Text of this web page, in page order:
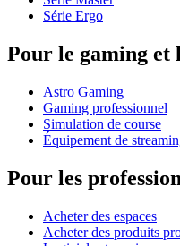
Série Ergo
Pour le gaming et
Astro Gaming
Gaming professionnel
Simulation de course
Équipement de
Pour les
Acheter des espaces
Acheter des produits